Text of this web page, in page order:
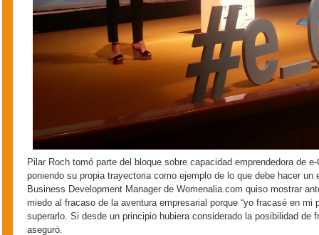
Pilar Roch tomó parte del bloque sobre capacidad emprendedora de
poniendo su propia trayectoria como ejemplo de lo que debe hacer un
Business Development Manager de Womenalia.com quiso mostrar
miedo al fracaso de la aventura empresarial porque “yo fracasé en
superarlo. Si desde un principio hubiera considerado la posibilidad de
aseguró.